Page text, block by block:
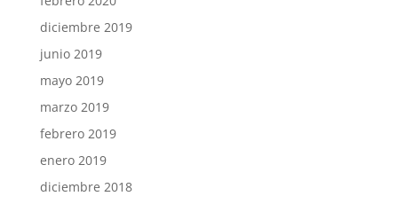
diciembre 2019
junio 2019
mayo 2019
marzo 2019
febrero 2019
enero 2019
diciembre 2018